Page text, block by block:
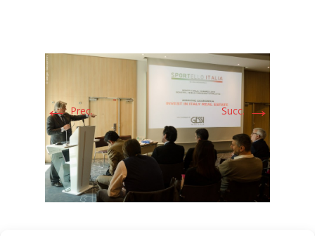
←Prec. Succ.→